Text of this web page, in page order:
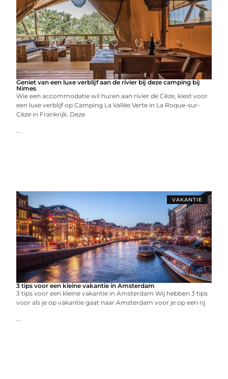
Geniet van een luxe verblijf aan de rivier bij deze camping bij
Nimes
Wie een accommodatie wil huren aan rivier de Cèze, kiest voor
een luxe verblijf op Camping La Vallée Verte in La Roque-sur-
Cèze in Frankrijk. Deze
...
VAKANTIE
3 tips voor een kleine vakantie in Amsterdam
3 tips voor een kleine vakantie in Amsterdam Wij hebben 3 tips
voor als je op vakantie gaat naar Amsterdam voor je op een rij
...